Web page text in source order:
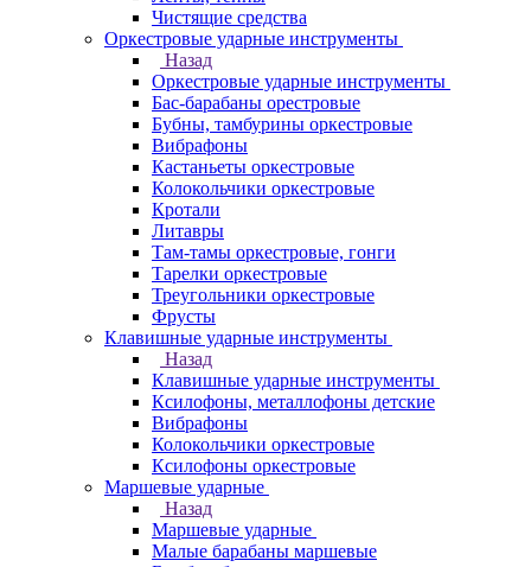
Чистящие средства
Оркестровые ударные инструменты
Назад
Оркестровые ударные инструменты
Бас-барабаны орестровые
Бубны, тамбурины оркестровые
Вибрафоны
Кастаньеты оркестровые
Колокольчики оркестровые
Кротали
Литавры
Там-тамы оркестровые, гонги
Тарелки оркестровые
Треугольники оркестровые
Фрусты
Клавишные ударные инструменты
Назад
Клавишные ударные инструменты
Ксилофоны, металлофоны детские
Вибрафоны
Колокольчики оркестровые
Ксилофоны оркестровые
Маршевые ударные
Назад
Маршевые ударные
Малые барабаны маршевые